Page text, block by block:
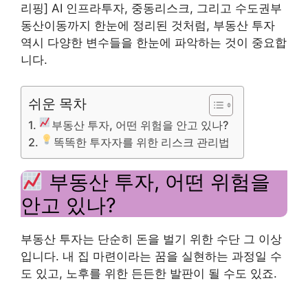
리핑] AI 인프라투자, 중동리스크, 그리고 수도권부
동산이동까지 한눈에 정리된 것처럼, 부동산 투자
역시 다양한 변수들을 한눈에 파악하는 것이 중요합
니다.
쉬운 목차
부동산 투자, 어떤 위험을 안고 있나?
똑똑한 투자자를 위한 리스크 관리법
부동산 투자, 어떤 위험을
안고 있나?
부동산 투자는 단순히 돈을 벌기 위한 수단 그 이상
입니다. 내 집 마련이라는 꿈을 실현하는 과정일 수
도 있고, 노후를 위한 든든한 발판이 될 수도 있죠.